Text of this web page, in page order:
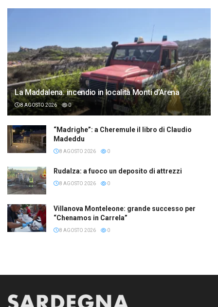
La Maddalena: incendio in località Monti d’Arena
8 AGOSTO 2026 0
“Madrighe”: a Cheremule il libro di Claudio
Madeddu
8 AGOSTO 2026 0
Rudalza: a fuoco un deposito di attrezzi
8 AGOSTO 2026 0
Villanova Monteleone: grande successo per
“Chenamos in Carrela”
8 AGOSTO 2026 0